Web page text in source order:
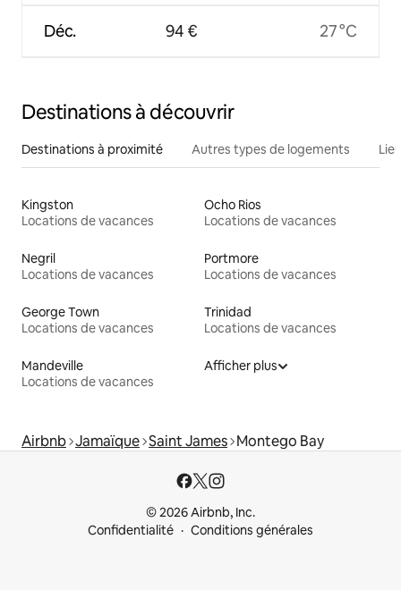
Déc. 94 € 27 °C
Destinations à découvrir
Destinations à proximité Autres types de logements
Kingston
Locations de vacances
Ocho Rios
Locations de vacances
Negril
Locations de vacances
Portmore
Locations de vacances
George Town
Locations de vacances
Trinidad
Locations de vacances
Mandeville
Locations de vacances
Afficher plus
Airbnb Jamaïque Saint James Montego Bay
© 2026 Airbnb, Inc.
Confidentialité
Conditions générales